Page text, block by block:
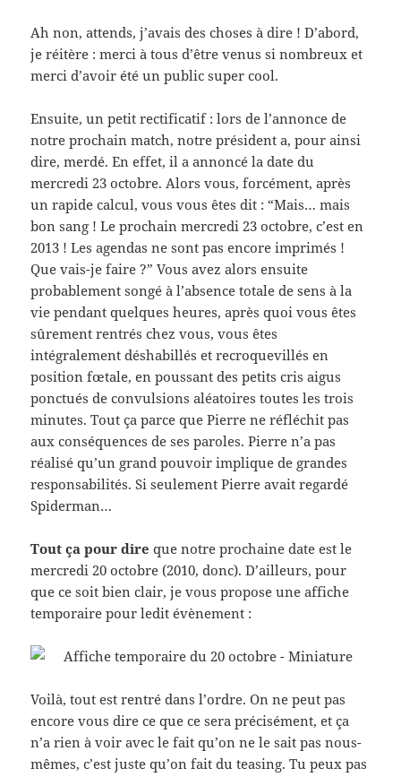
Ah non, attends, j’avais des choses à dire ! D’abord,
je réitère : merci à tous d’être venus si nombreux et
merci d’avoir été un public super cool.
Ensuite, un petit rectificatif : lors de l’annonce de
notre prochain match, notre président a, pour ainsi
dire, merdé. En effet, il a annoncé la date du
mercredi 23 octobre. Alors vous, forcément, après
un rapide calcul, vous vous êtes dit : “Mais… mais
bon sang ! Le prochain mercredi 23 octobre, c’est en
2013 ! Les agendas ne sont pas encore imprimés !
Que vais-je faire ?” Vous avez alors ensuite
probablement songé à l’absence totale de sens à la
vie pendant quelques heures, après quoi vous êtes
sûrement rentrés chez vous, vous êtes
intégralement déshabillés et recroquevillés en
position fœtale, en poussant des petits cris aigus
ponctués de convulsions aléatoires toutes les trois
minutes. Tout ça parce que Pierre ne réfléchit pas
aux conséquences de ses paroles. Pierre n’a pas
réalisé qu’un grand pouvoir implique de grandes
responsabilités. Si seulement Pierre avait regardé
Spiderman…
Tout ça pour dire que notre prochaine date est le
mercredi 20 octobre (2010, donc). D’ailleurs, pour
que ce soit bien clair, je vous propose une affiche
temporaire pour ledit évènement :
Voilà, tout est rentré dans l’ordre. On ne peut pas
encore vous dire ce que ce sera précisément, et ça
n’a rien à voir avec le fait qu’on ne le sait pas nous-
mêmes, c’est juste qu’on fait du teasing. Tu peux pas